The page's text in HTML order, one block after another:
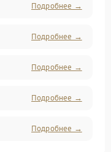
Подробнее →
Подробнее →
Подробнее →
Подробнее →
Подробнее →